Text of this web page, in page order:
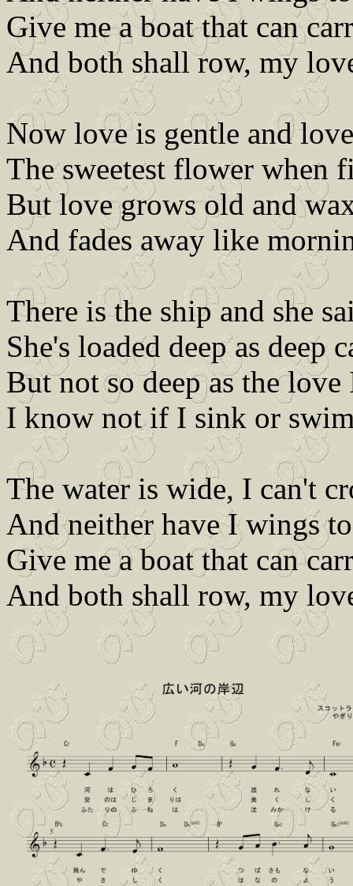
Give me a boat that can
And both shall row, my
Now love is gentle and
The sweetest flower when
But love grows old and
And fades away like
There is the ship and she
She's loaded deep as deep
But not so deep as the
I know not if I sink or
The water is wide, I can't
And neither have I wings
Give me a boat that can
And both shall row, my